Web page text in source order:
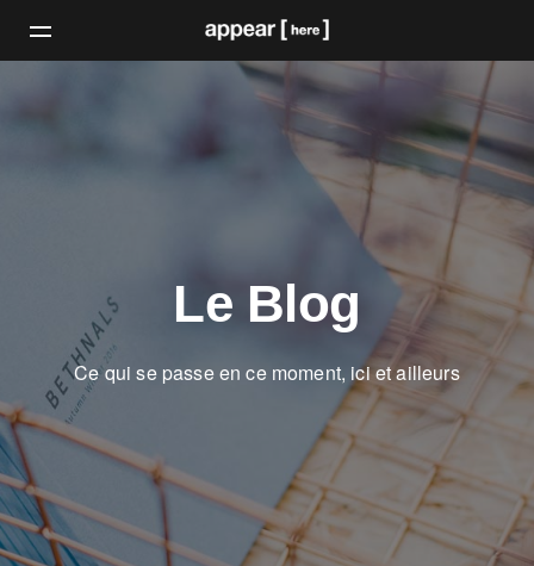
Le Blog
Ce qui se passe en ce moment, ici et ailleurs